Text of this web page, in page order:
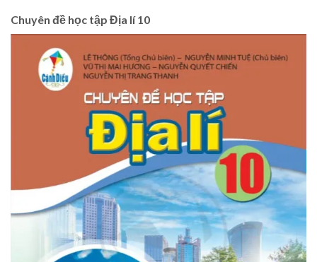
Chuyên đề học tập Địa lí 10